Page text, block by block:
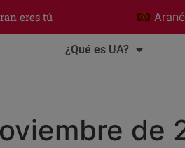
eres tú
¿Qué es UA?
de